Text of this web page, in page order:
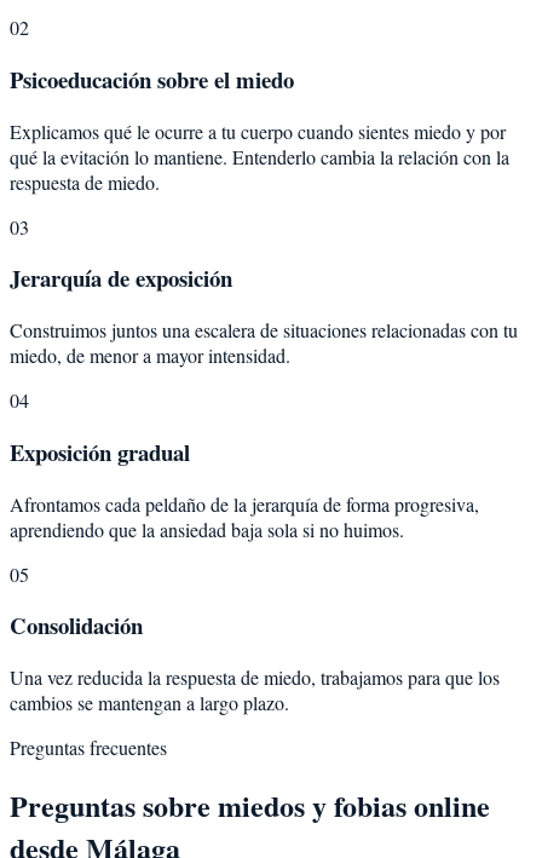
02
Psicoeducación sobre el miedo
Explicamos qué le ocurre a tu cuerpo cuando sientes miedo y por
qué la evitación lo mantiene. Entenderlo cambia la relación con la
respuesta de miedo.
03
Jerarquía de exposición
Construimos juntos una escalera de situaciones relacionadas con tu
miedo, de menor a mayor intensidad.
04
Exposición gradual
Afrontamos cada peldaño de la jerarquía de forma progresiva,
aprendiendo que la ansiedad baja sola si no huimos.
05
Consolidación
Una vez reducida la respuesta de miedo, trabajamos para que los
cambios se mantengan a largo plazo.
Preguntas frecuentes
Preguntas sobre miedos y fobiasonline
desde Málaga